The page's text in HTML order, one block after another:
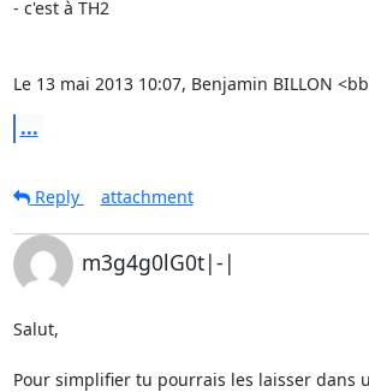
- c'est à TH2
Le 13 mai 2013 10:07, Benjamin BILLON
...
Reply attachment
m3g4g0lG0t|-|
Salut,
Pour simplifier tu pourrais les laisser dans